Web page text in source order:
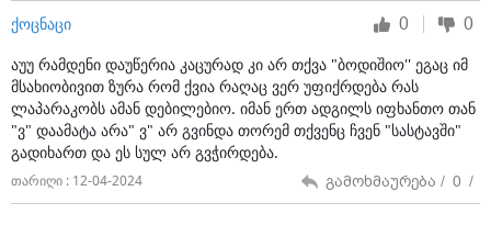
წარმოიდგენთ, ფეხბურთელებთან როგორი ბულინგი
მიმდინარეობს, წარმოდგენა არ აქვს საზოგადოებას,
როგორ აბულინგებენ სპორტსმენებს, ფეხბურთელებს,
რომ ვინმემ რაღაც თავისი მოსაზრება დააფიქსიროს.
პირდაპირ იმას ვერ ეუბნებიან, რომ აღნიშნული
კანონპროექტი შეაფასონ, მაგრამ ეუბნებიან, რომ
ევროპულ მომავალთან დაკავშირებით გააკეთეთ
განცხადებებიო. რა თქმა უნდა, ყველას გვინდა
ქოცნაცი 0 0
აუუ რამდენი დაუწერია კაცურად კი არ თქვა "ბოდიშიო'' ეგაც იმ
მსახიობივით ზურა რომ ქვია რაღაც ვერ უფიქრდება რას
ლაპარაკობს ამან დებილებიო. იმან ერთ ადგილს იფხანთო თან
"ვ" დაამატა არა" ვ" არ გვინდა თორემ თქვენც ჩვენ "სასტავში"
გადიხართ და ეს სულ არ გვჭირდება.
თარიღი : 12-04-2024 გამოხმაურება / 0 /